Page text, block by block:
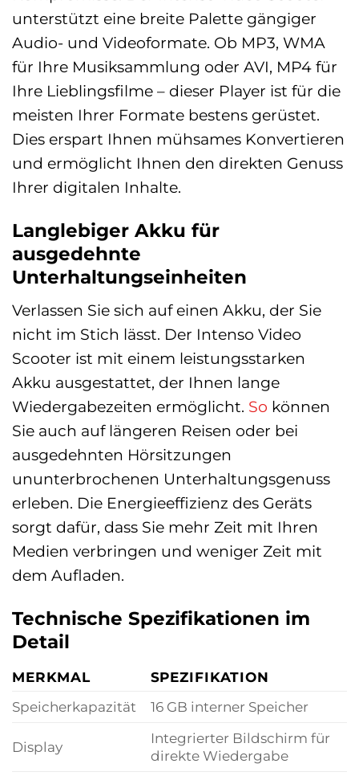
unterstützt eine breite Palette gängiger
Audio- und Videoformate. Ob MP3, WMA
für Ihre Musiksammlung oder AVI, MP4 für
Ihre Lieblingsfilme – dieser Player ist für die
meisten Ihrer Formate bestens gerüstet.
Dies erspart Ihnen mühsames Konvertieren
und ermöglicht Ihnen den direkten Genuss
Ihrer digitalen Inhalte.
Langlebiger Akku für
ausgedehnte
Unterhaltungseinheiten
Verlassen Sie sich auf einen Akku, der Sie
nicht im Stich lässt. Der Intenso Video
Scooter ist mit einem leistungsstarken
Akku ausgestattet, der Ihnen lange
Wiedergabezeiten ermöglicht. So können
Sie auch auf längeren Reisen oder bei
ausgedehnten Hörsitzungen
ununterbrochenen Unterhaltungsgenuss
erleben. Die Energieeffizienz des Geräts
sorgt dafür, dass Sie mehr Zeit mit Ihren
Medien verbringen und weniger Zeit mit
dem Aufladen.
Technische Spezifikationen im
Detail
MERKMAL
SPEZIFIKATION
Speicherkapazität
16 GB interner Speicher
Display
Integrierter Bildschirm für
direkte Wiedergabe